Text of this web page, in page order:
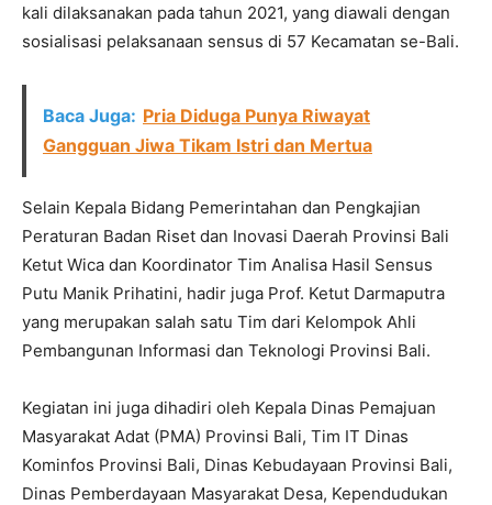
kali dilaksanakan pada tahun 2021, yang diawali dengan
sosialisasi pelaksanaan sensus di 57 Kecamatan se-Bali.
Baca Juga: Pria Diduga Punya Riwayat
Gangguan Jiwa Tikam Istri dan Mertua
Selain Kepala Bidang Pemerintahan dan Pengkajian
Peraturan Badan Riset dan Inovasi Daerah Provinsi Bali
Ketut Wica dan Koordinator Tim Analisa Hasil Sensus
Putu Manik Prihatini, hadir juga Prof. Ketut Darmaputra
yang merupakan salah satu Tim dari Kelompok Ahli
Pembangunan Informasi dan Teknologi Provinsi Bali.
Kegiatan ini juga dihadiri oleh Kepala Dinas Pemajuan
Masyarakat Adat (PMA) Provinsi Bali, Tim IT Dinas
Kominfos Provinsi Bali, Dinas Kebudayaan Provinsi Bali,
Dinas Pemberdayaan Masyarakat Desa, Kependudukan